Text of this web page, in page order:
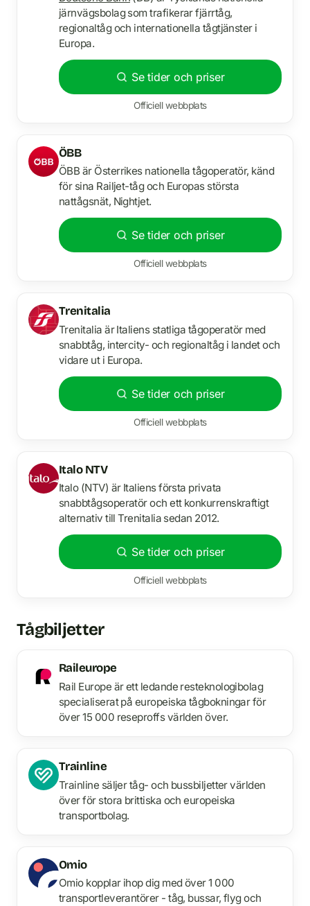
järnvägsbolag som trafikerar fjärrtåg,
regionaltåg och internationella tågtjänster i
Europa.
Se tider och priser
Officiell webbplats
ÖBB
ÖBB är Österrikes nationella tågoperatör, känd
för sina Railjet-tåg och Europas största
nattågsnät, Nightjet.
Se tider och priser
Officiell webbplats
Trenitalia
Trenitalia är Italiens statliga tågoperatör med
snabbtåg, intercity- och regionaltåg i landet och
vidare ut i Europa.
Se tider och priser
Officiell webbplats
Italo NTV
Italo (NTV) är Italiens första privata
snabbtågsoperatör och ett konkurrenskraftigt
alternativ till Trenitalia sedan 2012.
Se tider och priser
Officiell webbplats
Tågbiljetter
Raileurope
Rail Europe är ett ledande resteknologibolag
specialiserat på europeiska tågbokningar för
över 15 000 reseproffs världen över.
Trainline
Trainline säljer tåg- och bussbiljetter världen
över för stora brittiska och europeiska
transportbolag.
Omio
Omio kopplar ihop dig med över 1 000
transportleverantörer - tåg, bussar, flyg och